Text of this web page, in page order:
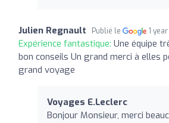
Julien Regnault Publié le 1
Expérience fantastique: Une équipe
bon conseils Un grand merci à elles
grand voyage
Voyages E.Leclerc
Bonjour Monsieur, merci